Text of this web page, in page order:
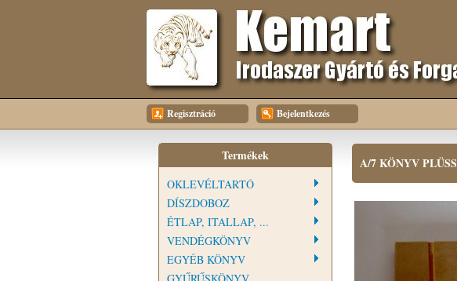
Regisztráció Bejelentkezés
Termékek
OKLEVÉLTARTÓ
DÍSZDOBOZ
ÉTLAP, ITALLAP, ...
VENDÉGKÖNYV
EGYÉB KÖNYV
A/7 KÖNYV PLÜSS